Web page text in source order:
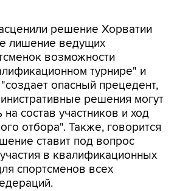
решение Хорватии
лишение ведущих
возможности
турнире" и
опасный прецедент,
решения могут
состав участников и ход
отбора". Также, говорится
ставит под вопрос
в квалификационных
спортсменов всех